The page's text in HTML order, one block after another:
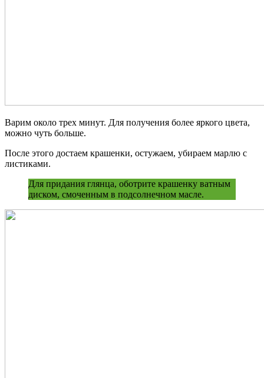
Варим около трех минут. Для получения более яркого цвета,
можно чуть больше.
После этого достаем крашенки, остужаем, убираем марлю с
листиками.
Для придания глянца, оботрите крашенку ватным
диском, смоченным в подсолнечном масле.